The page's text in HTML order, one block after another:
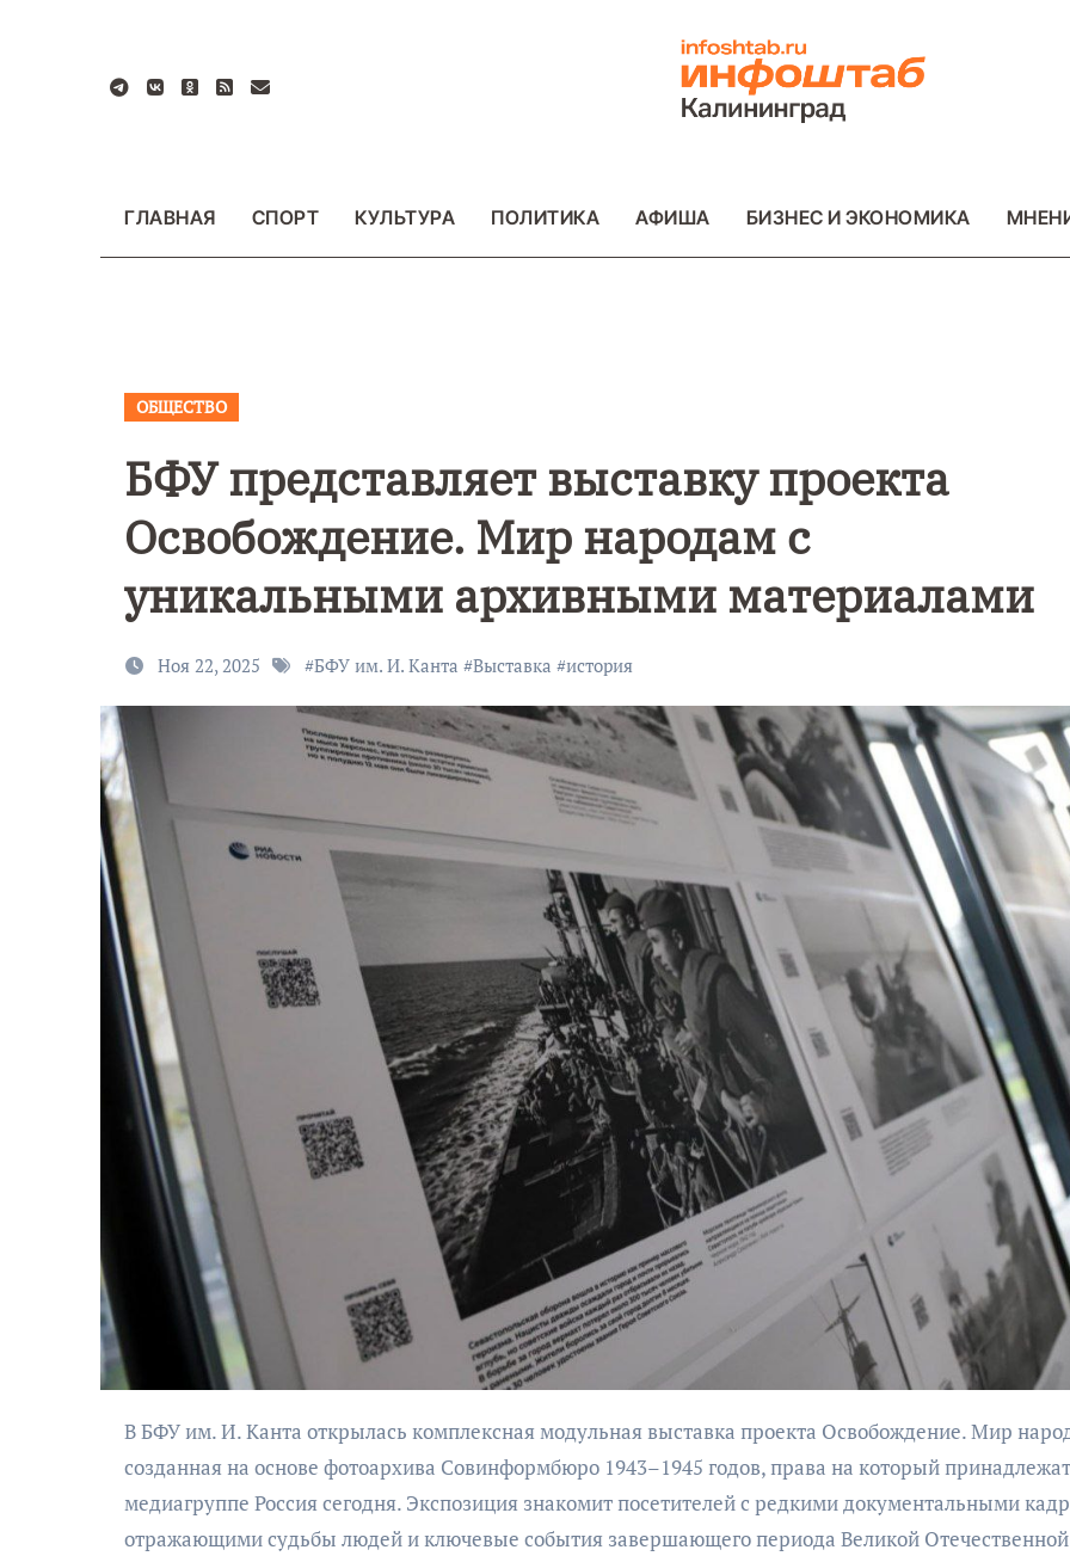
содержанию
ГЛАВНАЯ СПОРТ КУЛЬТУРА ПОЛИТИКА АФИША БИЗНЕС И ЭКОНОМИКА
ОБЩЕСТВО
БФУ представляет выставку проекта
Освобождение. Мир народам с
уникальными архивными материалами
Ноя 22, 2025 #БФУ им. И. Канта #Выставка #история
В БФУ им. И. Канта открылась комплексная модульная выставка проекта Освобождение. Мир народам,
созданная на основе фотоархива Совинформбюро 1943–1945 годов, права на который принадлежат
медиагруппе Россия сегодня. Экспозиция знакомит посетителей с редкими документальными
отражающими судьбы людей и ключевые события завершающего периода Великой Отечественной
9 Мая — День
Победы!
Уникальное
северное
сияние
запечатлели
над Балтикой
как
завалило
после
бурана
АФИША
Музыкально-
моноспектакль
«Исповедь в четыре
четверти пути»
АФИША
ОБЩЕСТВО
поддержал
проведение в
Калининграде
морского фестиваля
АФИША
ОБЩЕСТВО
фестиваля
«Открытое
объявили даты
проведения!